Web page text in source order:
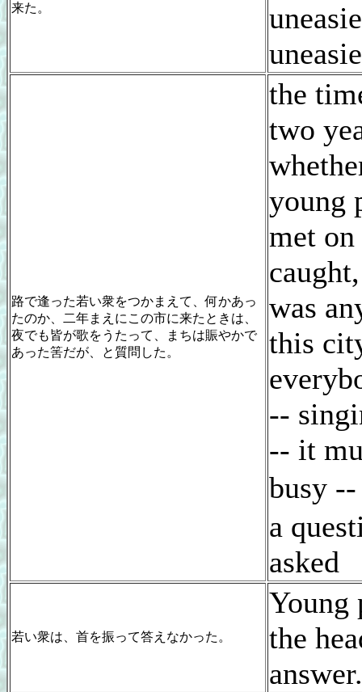
来た。
路で逢った若い衆をつかまえて、何かあっ
たのか、二年まえにこの市に来たときは、
夜でも皆が歌をうたって、まちは賑やかで
あった筈だが、と質問した。
the
two
young
met
was
this
--
-- it
busy
a
asked
若い衆は、首を振って答えなかった。
Young
the
answer.